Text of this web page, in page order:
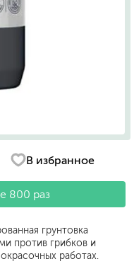
В избранное
800 раз
грунтовка
против грибков и
работах.